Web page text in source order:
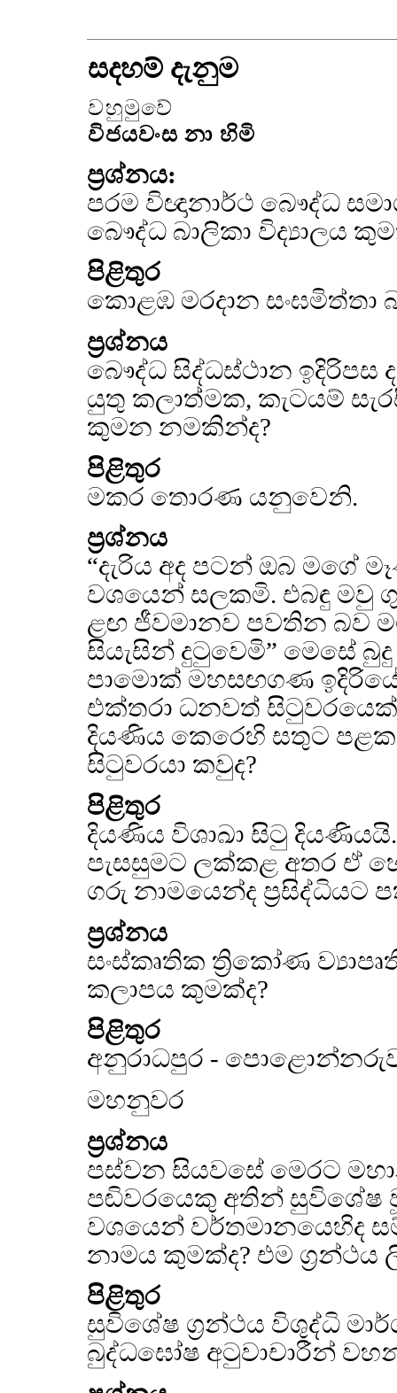
සදහම් දැනුම
වහුමුවේ
විජයවංස නා හිමි
ප්‍රශ්නය:
පරම විඥානාර්ථ බෞද්ධ
බෞද්ධ බාලිකා විද්‍යාලය
පිළිතුර
කොළඹ මරදාන සංඝමිත්තා
ප්‍රශ්නය
බෞද්ධ සිද්ධස්ථාන
යුතු කලාත්මක, කැටයම්
කුමන නමකින්ද?
පිළිතුර
මකර තොරණ යනුවෙනි.
ප්‍රශ්නය
“දැරිය අද පටන් ඔබ මගේ
වශයෙන් සලකමි. එබඳු මවු
ළඟ ජීවමානව පවතින බව
සියැසින් දුටුවෙමි” මෙසේ බුදු
පාමොක් මහසඟගණ
එක්තරා ධනවත්
දියණිය කෙරෙහි සතුට
සිටුවරයා කවුද?
පිළිතුර
දියණිය විශාඛා සිටු
පැසසුමට ලක්කළ අතර ඒ
ගරු නාමයෙන්ද ප්‍රසිද්ධියට
ප්‍රශ්නය
සංස්කෘතික ත්‍රිකෝණ
කලාපය කුමක්ද?
පිළිතුර
අනුරාධපුර -
මහනුවර
ප්‍රශ්නය
පස්වන සියවසේ මෙරට
පඬිවරයෙකු අතින් සුවිශේෂ
වශයෙන් වර්තමානයෙහිද
නාමය කුමක්ද? එම ග්‍රන්ථය
පිළිතුර
සුවිශේෂ ග්‍රන්ථය විශුද්ධි
බුද්ධඝෝෂ අටුවාචාරීන්